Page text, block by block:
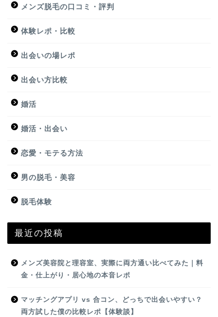
メンズ脱毛の口コミ・評判
体験レポ・比較
出会いの場レポ
出会い方比較
婚活
婚活・出会い
恋愛・モテる方法
男の脱毛・美容
脱毛体験
最近の投稿
メンズ美容院と理容室、実際に両方通い比べてみた｜料
金・仕上がり・居心地の本音レポ
マッチングアプリ vs 合コン、どっちで出会いやすい？
両方試した僕の比較レポ【体験談】